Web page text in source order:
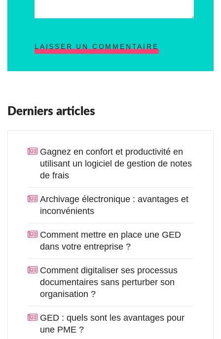
LAISSER UN COMMENTAIRE
Derniers articles
Gagnez en confort et productivité en
utilisant un logiciel de gestion de notes
de frais
Archivage électronique : avantages et
inconvénients
Comment mettre en place une GED
dans votre entreprise ?
Comment digitaliser ses processus
documentaires sans perturber son
organisation ?
GED : quels sont les avantages pour
une PME ?